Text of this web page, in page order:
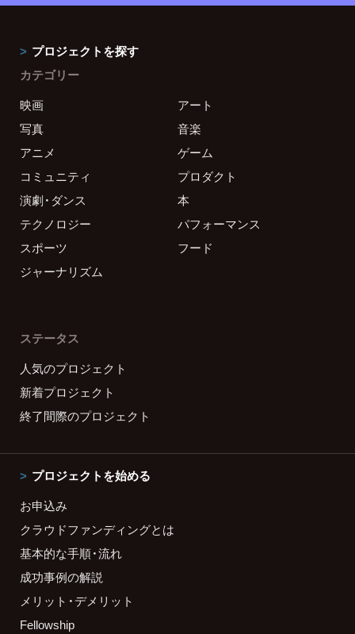
プロジェクトを探す
カテゴリー
映画
アート
写真
音楽
アニメ
ゲーム
コミュニティ
プロダクト
演劇・ダンス
本
テクノロジー
パフォーマンス
スポーツ
フード
ジャーナリズム
ステータス
人気のプロジェクト
新着プロジェクト
終了間際のプロジェクト
プロジェクトを始める
お申込み
クラウドファンディングとは
基本的な手順・流れ
成功事例の解説
メリット・デメリット
Fellowship